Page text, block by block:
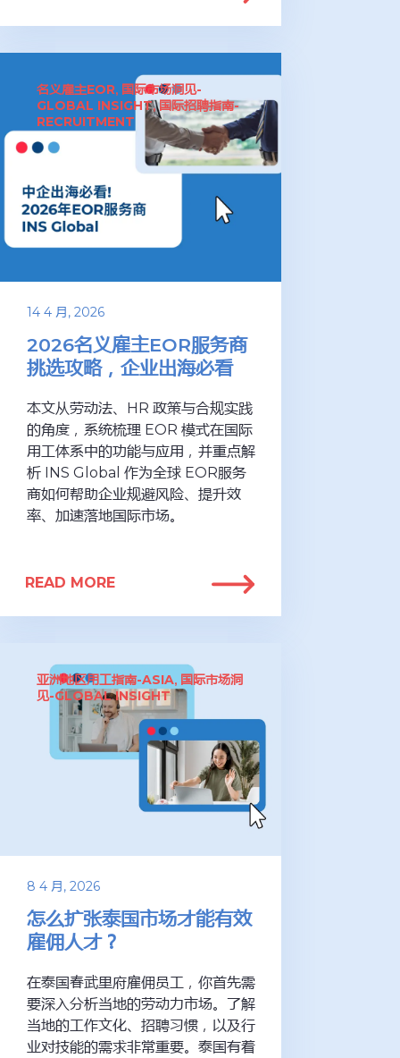
名义雇主EOR, 国际市场洞见-
GLOBAL INSIGHT,国际招聘指南-
RECRUITMENT
14 4 月, 2026
2026名义雇主EOR服务商
挑选攻略，企业出海必看
本文从劳动法、HR 政策与合规实践
的角度，系统梳理 EOR 模式在国际
用工体系中的功能与应用，并重点解
析 INS Global 作为全球 EOR服务
商如何帮助企业规避风险、提升效
率、加速落地国际市场。
READ MORE
亚洲地区用工指南-ASIA, 国际市场洞
见-GLOBAL INSIGHT
8 4 月, 2026
怎么扩张泰国市场才能有效
雇佣人才？
在泰国春武里府雇佣员工，你首先需
要深入分析当地的劳动力市场。了解
当地的工作文化、招聘习惯，以及行
业对技能的需求非常重要。泰国有着